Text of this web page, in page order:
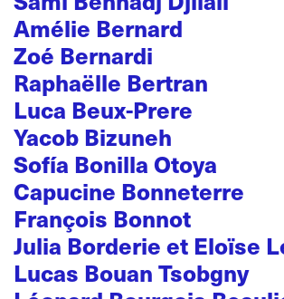
Amélie Bernard
Zoé Bernardi
Raphaëlle Bertran
Luca Beux-Prere
Yacob Bizuneh
Sofía Bonilla Otoya
Capucine Bonneterre
François Bonnot
Julia Borderie et Eloïse
Lucas Bouan Tsobgny